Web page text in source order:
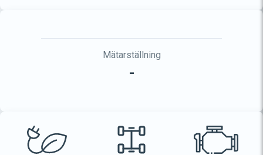
Mätarställning
-